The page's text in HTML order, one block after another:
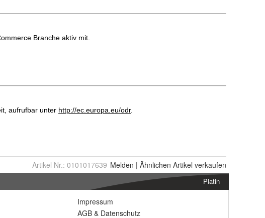
Artikel Nr.: 0101017639 Melden | Ähnlichen Artikel verkaufen
Platin
Impressum
AGB & Datenschutz